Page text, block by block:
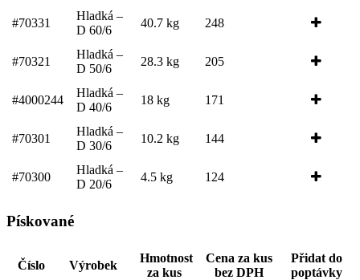
#70331
Hladká –
D 60/6
40.7 kg 248
#70321
Hladká –
D 50/6
28.3 kg 205
#4000244
Hladká –
D 40/6
18 kg 171
#70301
Hladká –
D 30/6
10.2 kg 144
#70300
Hladká –
D 20/6
4.5 kg 124
Pískované
Číslo Výrobek
Hmotnost
za kus
Cena za kus
bez DPH
Přidat do
poptávky